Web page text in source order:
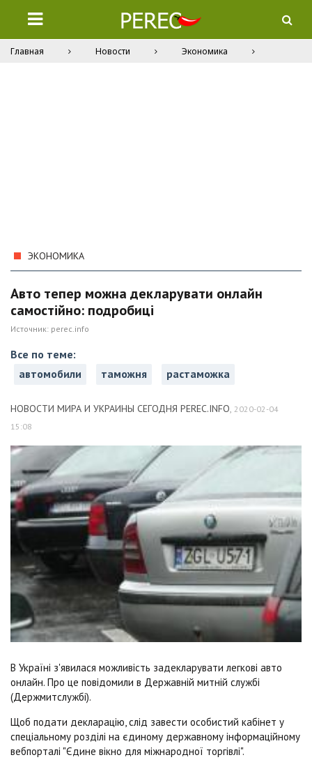
Главная Новости Экономика
ЭКОНОМИКА
Авто тепер можна декларувати онлайн
самостійно: подробиці
Источник: perec.info
Все по теме:
автомобили
таможня растаможка
НОВОСТИ МИРА И УКРАИНЫ СЕГОДНЯ PEREC.INFO, 2020-02-04
15:08
В Україні з'явилася можливість задекларувати легкові авто
онлайн. Про це повідомили в Державній митній службі
(Держмитслужбі).
Щоб подати декларацію, слід завести особистий кабінет у
спеціальному розділі на єдиному державному інформаційному
вебпорталі "Єдине вікно для міжнародної торгівлі".